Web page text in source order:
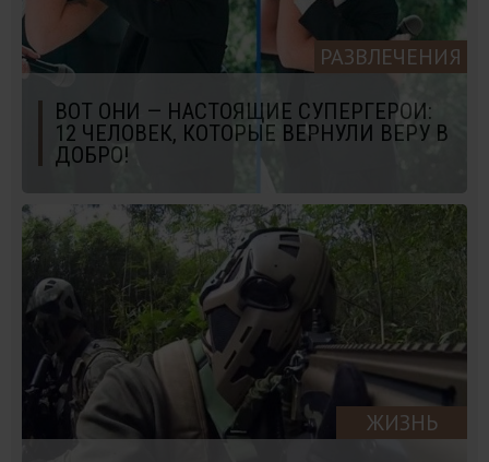
РАЗВЛЕЧЕНИЯ
ВОТ ОНИ — НАСТОЯЩИЕ СУПЕРГЕРОИ:
12 ЧЕЛОВЕК, КОТОРЫЕ ВЕРНУЛИ ВЕРУ В
ДОБРО!
ЖИЗНЬ